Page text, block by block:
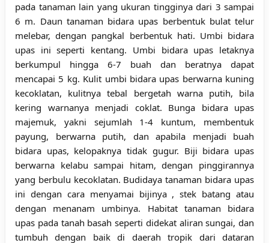
pada tanaman lain yang ukuran tingginya dari 3 sampai
6 m. Daun tanaman bidara upas berbentuk bulat telur
melebar, dengan pangkal berbentuk hati. Umbi bidara
upas ini seperti kentang. Umbi bidara upas letaknya
berkumpul hingga 6-7 buah dan beratnya dapat
mencapai 5 kg. Kulit umbi bidara upas berwarna kuning
kecoklatan, kulitnya tebal bergetah warna putih, bila
kering warnanya menjadi coklat. Bunga bidara upas
majemuk, yakni sejumlah 1-4 kuntum, membentuk
payung, berwarna putih, dan apabila menjadi buah
bidara upas, kelopaknya tidak gugur. Biji bidara upas
berwarna kelabu sampai hitam, dengan pinggirannya
yang berbulu kecoklatan. Budidaya tanaman bidara upas
ini dengan cara menyamai bijinya , stek batang atau
dengan menanam umbinya. Habitat tanaman bidara
upas pada tanah basah seperti didekat aliran sungai, dan
tumbuh dengan baik di daerah tropik dari dataran